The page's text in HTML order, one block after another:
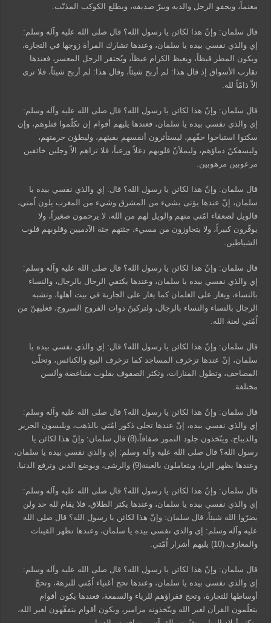
مغنماً، ويجفو الرجل والديه ويبرّ صديقه، ويطلع الكوكب المذنّب.
قال سلمان: وإنّ هذا لكائن يا رسول الله؟ قال صلى الله عليه وآله وسلم:
إي والذي نفسي بيده يا سلمان، وعندها تشارك المرأة زوجها في التجارة،
ويكون المطر قيظاً، ويغيظ الكرام غيظاً، ويُحتقر الرجل المعسر، فعندها
تقارب الأسواق إذ قال هذا: لم أربح شيئاً، وقال هذا: لم أربح شيئاً، فلا ترى
الاّ ذامّاً لله.
قال سلمان: وإنّ هذا لكائن يا رسول الله؟ قال صلى الله عليه وآله وسلم:
إي والذي نفسي بيده يا سلمان، فعندها يليهم أقوام إن تكلّموا قتلوهم، وإن
سكتوا استباحوا حقّهم، ليستأثرون أنفسهم بفيئهم، وليطؤن حرمتهم،
وليسفكنّ دماؤهم، وليملأنّ قلوبهم دغلاً ورعباً، فلا تراهم الاّ وجلين خائفين
مرعوبين مرهوبين.
قال سلمان: وإنّ هذا لكائن يا رسول الله؟ قال: إي والذي نفسي بيده يا
سلمان، إنّ عندها يؤتى بشيء من المشرق وشيء من المغرب يلون اُمتي،
فالويل لضعفاء امّتي منهم والويل لهم من الله، لا يرحمون صغيراً، ولا
يوقّرون كبيراً، ولا يتجاوزون من مسيء، جثتهم جثة الآدميين وقلوبهم قلوب
الشياطين.
قال سلمان: وإنّ هذا لكائن يا رسول الله؟ قال صلى الله عليه وآله وسلم:
إي والذي نفسي بيده يا سلمان، وعندها يكتفي الرجال بالرجال، والنساء
بالنساء، ويغار على الغلمان كما يغار على الجارية في بيت أهلها، وتشبه
الرجال بالنساء والنساء بالرجال، ولتركبنّ ذوات الفروج السروج، فعليهنّ من
اُمّتي لعنة الله.
قال سلمان: وإنّ هذا لكائن يا رسول الله؟ قال: إي والذي نفسي بيده يا
سلمان، إنّ عندها تزخرف المساجد كما تزخرف البيع والكنائس، وتحلّى
المصاحف، وتطول المنارات، وتكثر الصفوف بقلوب متباغضة وألسن
مختلفة.
قال سلمان: وإنّ هذا لكائن يا رسول الله؟ قال صلى الله عليه وآله وسلم:
إي والذي نفسي بيده، إنّ عندها تحلى ذكور امّتي بالذهب، ويلبسون الحرير
والديباج، ويتّخذون جلود النمور صفافاً،(8) قال سلمان: وإنّ هذا لكائن يا
رسول الله؟ قال صلى الله عليه وآله وسلم: إي والذي نفسي بيده يا سلمان،
وعندها يظهر الربا، ويتعاملون بالعينة(9) والرشى، ويوضع الدين وترفع الدنيا.
قال سلمان: وإنّ هذا لكائن يا رسول الله؟ قال صلى الله عليه وآله وسلم:
إي والذي نفسي بيده يا سلمان، وعندها يكثر الطلاق، فلا يقام لله حد ولن
يضرّوا الله شيئاً، قال سلمان: وإنّ هذا لكائن يا رسول الله؟ قال صلى الله
عليه وآله وسلم: إي والذي نفسي بيده يا سلمان، وعندها تظهر القينات
والمعازف،(10) يليهم أشرار اُمّتي.
قال سلمان: وإنّ هذا لكائن يا رسول الله؟ قال صلى الله عليه وآله وسلم:
إي والذي نفسي بيده يا سلمان، وعندها تحج أغنياء اُمّتي للنزهة، وتحجّ
أوساطها للتجارة، وتحج فقراؤهم للرياء والسمعة، فعندها يكون أقوام
يتعلّمون القرآن لغير الله ويتّخذونه مزامير، ويكون أقوام يتفقّهون لغير الله،